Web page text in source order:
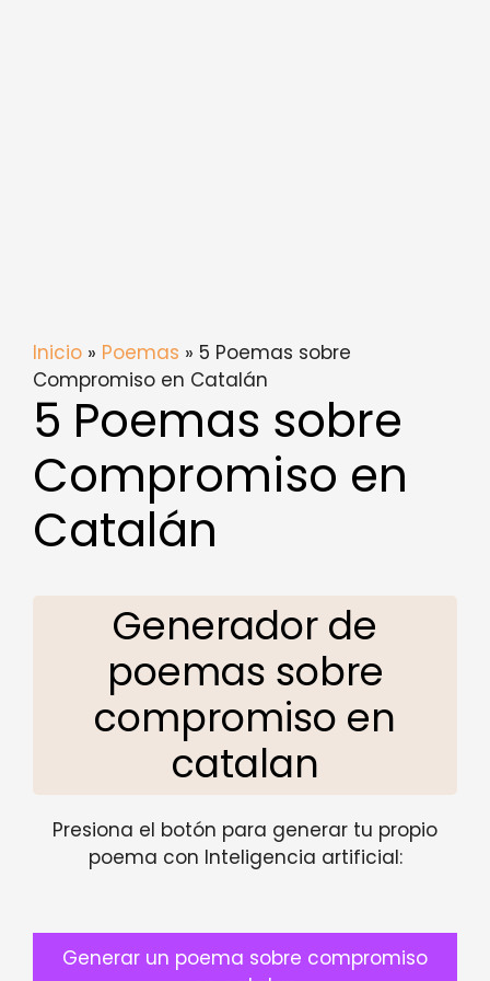
Inicio » Poemas » 5 Poemas sobre
Compromiso en Catalán
5 Poemas sobre
Compromiso en
Catalán
Generador de
poemas sobre
compromiso en
catalan
Presiona el botón para generar tu propio
poema con Inteligencia artificial:
Generar un poema sobre compromiso